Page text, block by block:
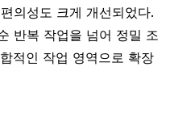
의성도 크게 개선되었다.
반복 작업을 넘어 정밀 조
적인 작업 영역으로 확장